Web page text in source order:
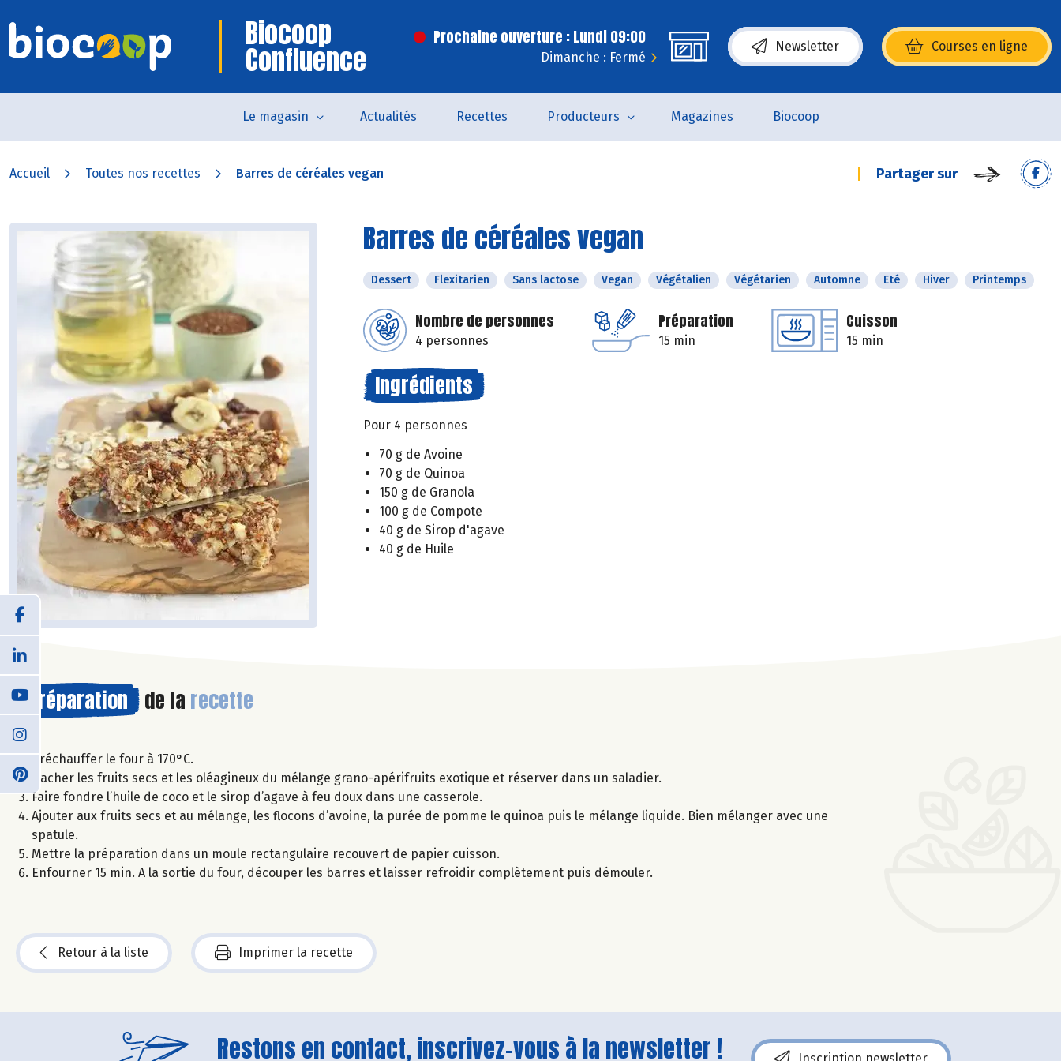
Biocoop
Confluence
Prochaine ouverture : Lundi 09:00
Dimanche : Fermé
Newsletter Courses en ligne
(s’ouvre dans une nouvelle fenêtre)
Le magasin Actualités Recettes Producteurs Magazines Biocoop
Accueil Toutes nos recettes Barres de céréales vegan Partager sur
Barres de céréales vegan
Dessert Flexitarien Sans lactose Vegan Végétalien Végétarien Automne Eté Hiver Printemps
Nombre de personnes
4 personnes
Préparation
15 min
Cuisson
15 min
Ingrédients
Pour 4 personnes
70 g de Avoine
70 g de Quinoa
150 g de Granola
100 g de Compote
40 g de Sirop d'agave
40 g de Huile
Préparation de la recette
Préchauffer le four à 170°C.
Hacher les fruits secs et les oléagineux du mélange grano-apérifruits exotique et réserver dans un saladier.
Faire fondre l’huile de coco et le sirop d’agave à feu doux dans une casserole.
Ajouter aux fruits secs et au mélange, les flocons d’avoine, la purée de pomme le quinoa puis le mélange liquide. Bien mélanger avec une
spatule.
Mettre la préparation dans un moule rectangulaire recouvert de papier cuisson.
Enfourner 15 min. A la sortie du four, découper les barres et laisser refroidir complètement puis démouler.
Retour à la liste Imprimer la recette
Restons en contact, inscrivez-vous à la newsletter ! Inscription newsletter